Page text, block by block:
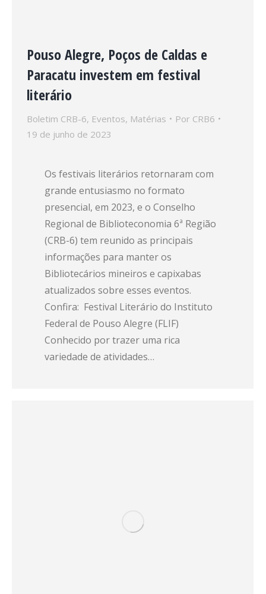
Pouso Alegre, Poços de Caldas e
Paracatu investem em festival
literário
Boletim CRB-6, Eventos, Matérias Por CRB6
19 de junho de 2023
Os festivais literários retornaram com
grande entusiasmo no formato
presencial, em 2023, e o Conselho
Regional de Biblioteconomia 6ª Região
(CRB-6) tem reunido as principais
informações para manter os
Bibliotecários mineiros e capixabas
atualizados sobre esses eventos.
Confira: Festival Literário do Instituto
Federal de Pouso Alegre (FLIF)
Conhecido por trazer uma rica
variedade de atividades…